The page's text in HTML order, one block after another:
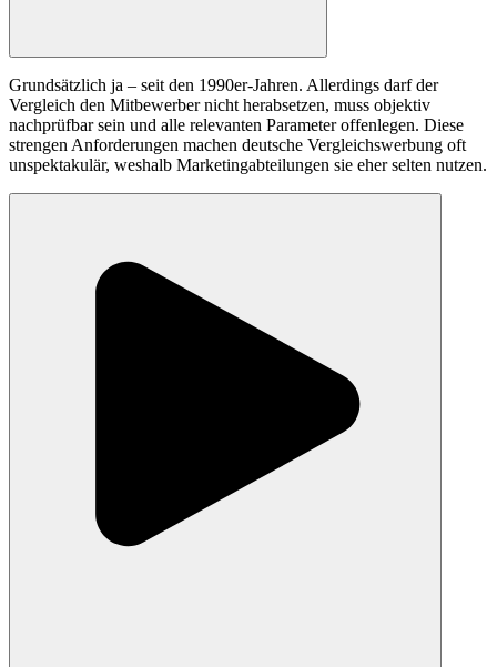
Grundsätzlich ja – seit den 1990er-Jahren. Allerdings darf der
Vergleich den Mitbewerber nicht herabsetzen, muss objektiv
nachprüfbar sein und alle relevanten Parameter offenlegen. Diese
strengen Anforderungen machen deutsche Vergleichswerbung oft
unspektakulär, weshalb Marketingabteilungen sie eher selten nutzen.